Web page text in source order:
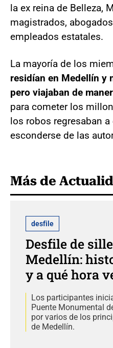
la ex reina de Belleza,
magistrados,
empleados estatales.
La mayoría de los
residían en Medellín y
pero viajaban de
para cometer los
los robos regresaban
esconderse de las
Más de
desfile
Desfile de
Medellín:
y a qué hora
Los participantes
Puente Monumental
por varios de los
de Medellín.